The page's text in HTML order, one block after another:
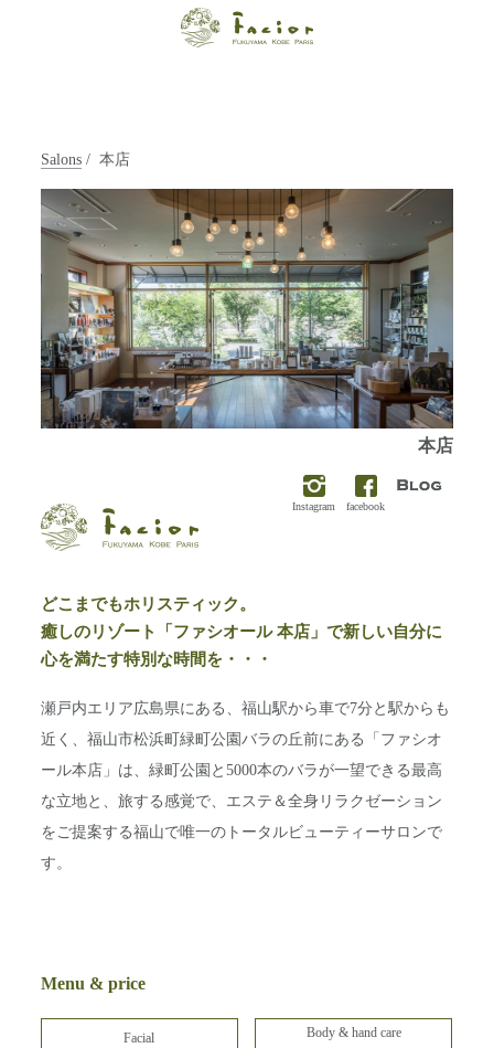
ルは、 内面から
輝く美をトータ
ルでご提案しま
す。
Salons / 本店
本店
Instagram facebook
どこまでもホリスティック。
癒しのリゾート「ファシオール 本店」で新しい自分に
心を満たす特別な時間を・・・
瀬戸内エリア広島県にある、福山駅から車で7分と駅からも
近く、福山市松浜町緑町公園バラの丘前にある「ファシオ
ール本店」は、緑町公園と5000本のバラが一望できる最高
な立地と、旅する感覚で、エステ＆全身リラクゼーション
をご提案する福山で唯一のトータルビューティーサロンで
す。
Menu & price
Facial Body & hand care